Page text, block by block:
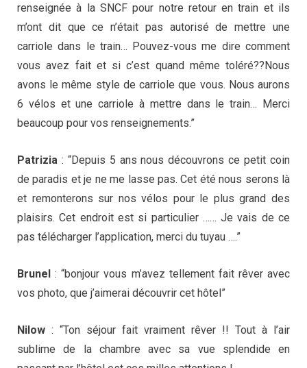
renseignée à la SNCF pour notre retour en train et ils
m’ont dit que ce n’était pas autorisé de mettre une
carriole dans le train… Pouvez-vous me dire comment
vous avez fait et si c’est quand même toléré??Nous
avons le même style de carriole que vous. Nous aurons
6 vélos et une carriole à mettre dans le train… Merci
beaucoup pour vos renseignements.”
Patrizia : “Depuis 5 ans nous découvrons ce petit coin
de paradis et je ne me lasse pas. Cet été nous serons là
et remonterons sur nos vélos pour le plus grand des
plaisirs. Cet endroit est si particulier …… Je vais de ce
pas télécharger l’application, merci du tuyau ….”
Brunel : “bonjour vous m’avez tellement fait rêver avec
vos photo, que j’aimerai découvrir cet hôtel”
Nilow : “Ton séjour fait vraiment rêver !! Tout à l’air
sublime de la chambre avec sa vue splendide en